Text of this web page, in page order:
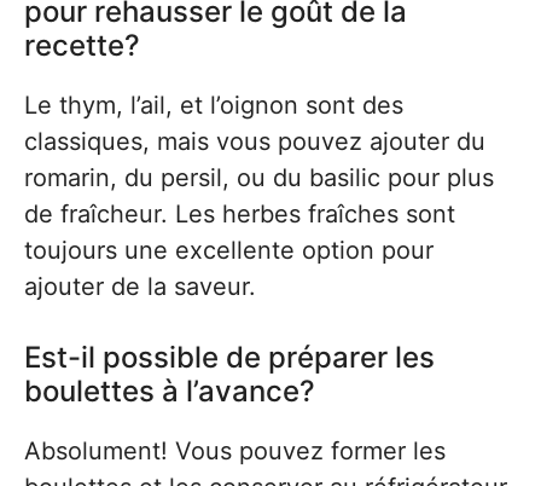
pour rehausser le goût de la
recette?
Le thym, l’ail, et l’oignon sont des
classiques, mais vous pouvez ajouter du
romarin, du persil, ou du basilic pour plus
de fraîcheur. Les herbes fraîches sont
toujours une excellente option pour
ajouter de la saveur.
Est-il possible de préparer les
boulettes à l’avance?
Absolument! Vous pouvez former les